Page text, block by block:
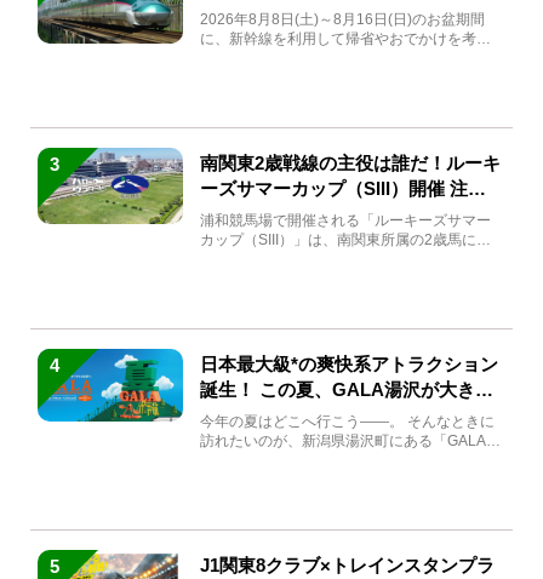
急券も解説
2026年8月8日(土)～8月16日(日)のお盆期間
に、新幹線を利用して帰省やおでかけを考え
3
南関東2歳戦線の主役は誰だ！ルーキ
ーズサマーカップ（SIII）開催 注目
馬と見どころをチェック
浦和競馬場で開催される「ルーキーズサマー
カップ（SIII）」は、南関東所属の2歳馬によ
4
日本最大級*の爽快系アトラクション
誕生！ この夏、GALA湯沢が大きく
生まれ変わる
今年の夏はどこへ行こう――。 そんなときに
訪れたいのが、新潟県湯沢町にある「GALA湯
5
J1関東8クラブ×トレインスタンプラ